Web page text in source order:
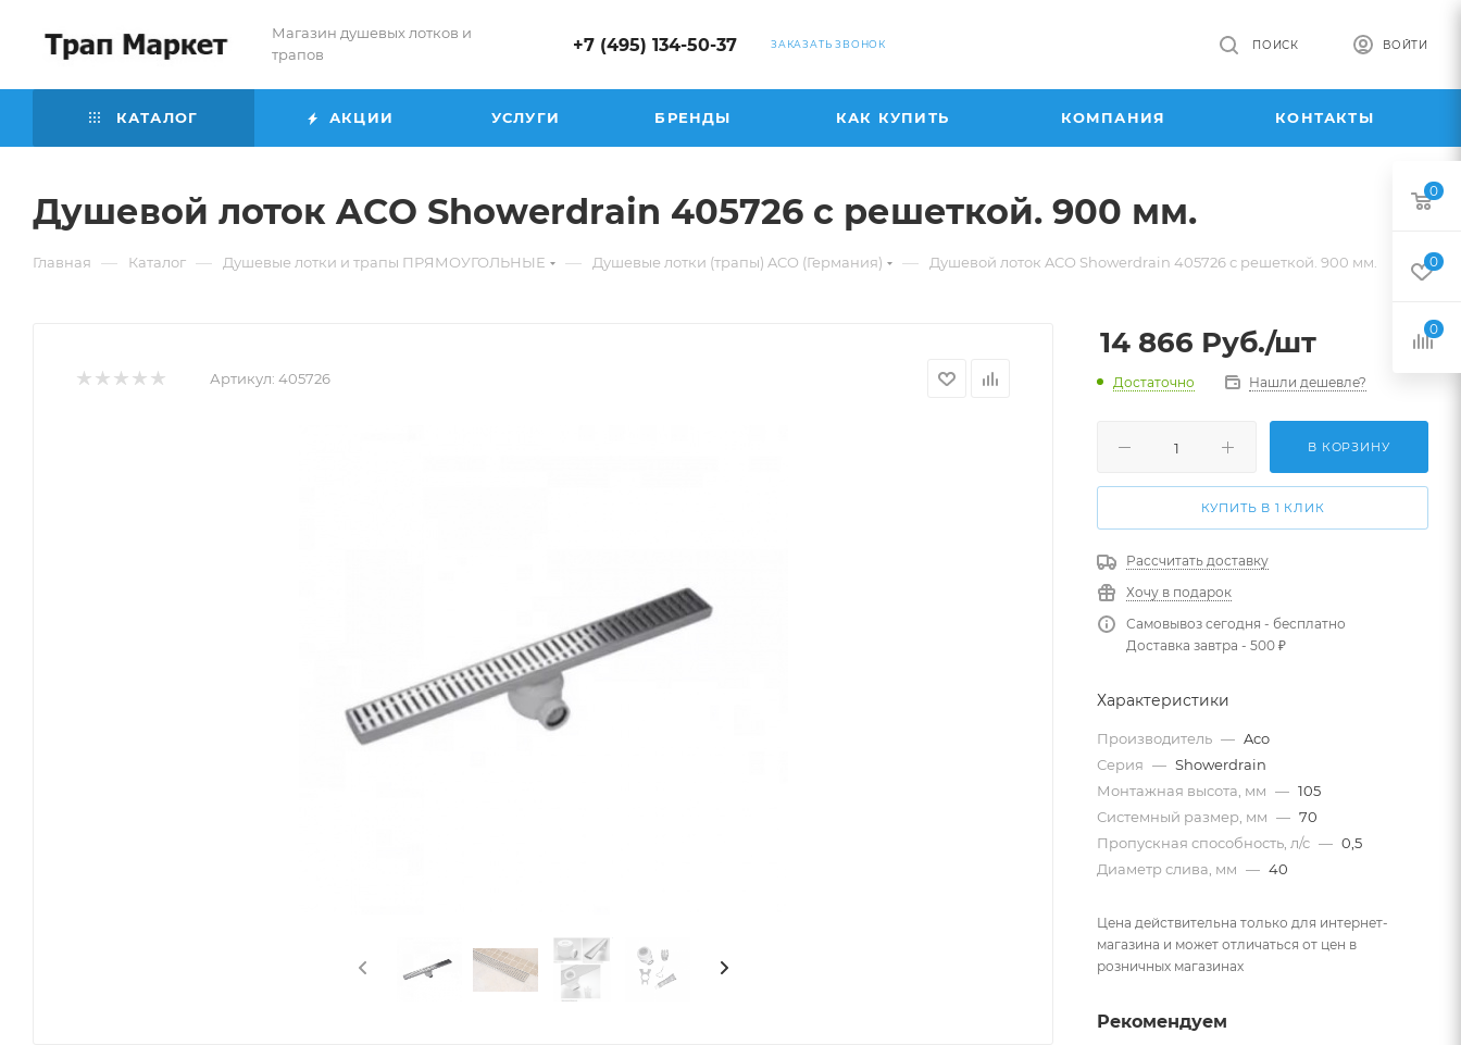
Магазин душевых лотков и
трапов
+7 (495) 134-50-37 ЗАКАЗАТЬ ЗВОНОК ВОЙТИ
ПОИСК
КАТАЛОГ АКЦИИ УСЛУГИ БРЕНДЫ КАК КУПИТЬ КОМПАНИЯ КОНТАКТЫ
Душевой лоток ACO Showerdrain 405726 с решеткой. 900 мм.
Главная — Каталог — Душевые лотки и трапы ПРЯМОУГОЛЬНЫЕ — Душевые лотки (трапы) ACO (Германия) — Душевой лоток ACO Showerdrain 405726 с решеткой. 900 мм.
Артикул: 405726
14 866 Руб./шт
Достаточно Нашли дешевле?
В КОРЗИНУ
КУПИТЬ В 1 КЛИК
Рассчитать доставку
Хочу в подарок
Самовывоз сегодня - бесплатно
Доставка завтра - 500 ₽
Характеристики
Производитель — Aco
Серия — Showerdrain
Монтажная высота, мм — 105
Системный размер, мм — 70
Пропускная способность, л/с — 0,5
Диаметр слива, мм — 40
Цена действительна только для интернет-
магазина и может отличаться от цен в
розничных магазинах
Рекомендуем
0
0
0